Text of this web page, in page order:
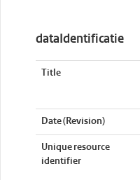
dataIdentificatie
Title
Date (Revision)
Unique resource
identifier